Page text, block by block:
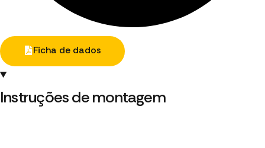
Ficha de dados
Instruções de montagem